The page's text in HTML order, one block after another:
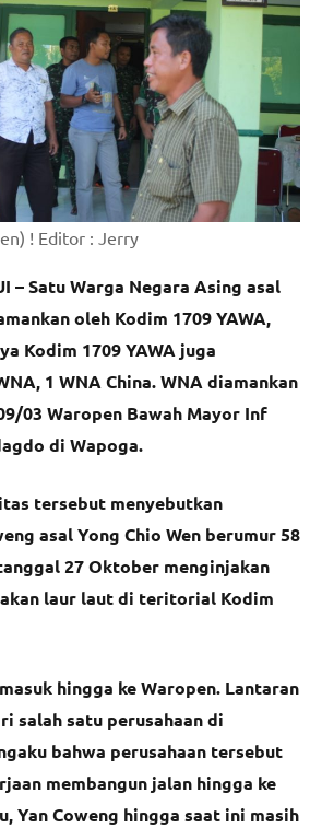
! Editor : Jerry
– Satu Warga Negara Asing asal
oleh Kodim 1709 YAWA,
Kodim 1709 YAWA juga
1 WNA China. WNA diamankan
03 Waropen Bawah Mayor Inf
di Wapoga.
tersebut menyebutkan
asal Yong Chio Wen berumur 58
27 Oktober menginjakan
laur laut di teritorial Kodim
hingga ke Waropen. Lantaran
salah satu perusahaan di
bahwa perusahaan tersebut
membangun jalan hingga ke
Yan Coweng hingga saat ini masih